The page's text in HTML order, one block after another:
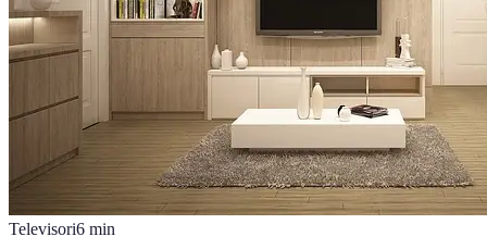
Televisori6 min